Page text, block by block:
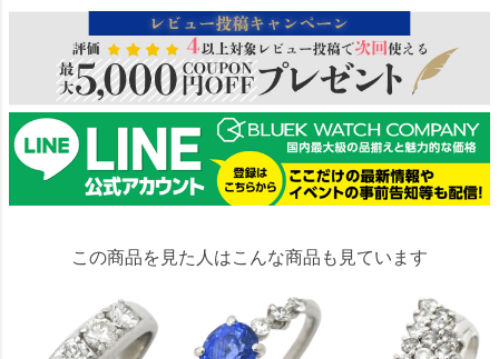
この商品を見た人はこんな商品も見ています